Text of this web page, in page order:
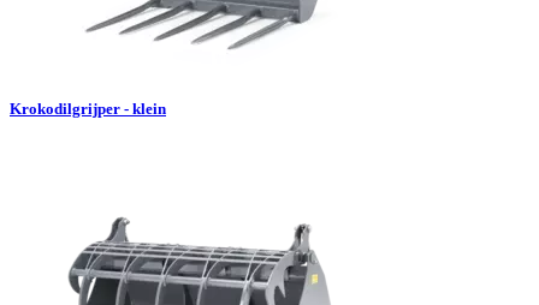
Krokodilgrijper - klein